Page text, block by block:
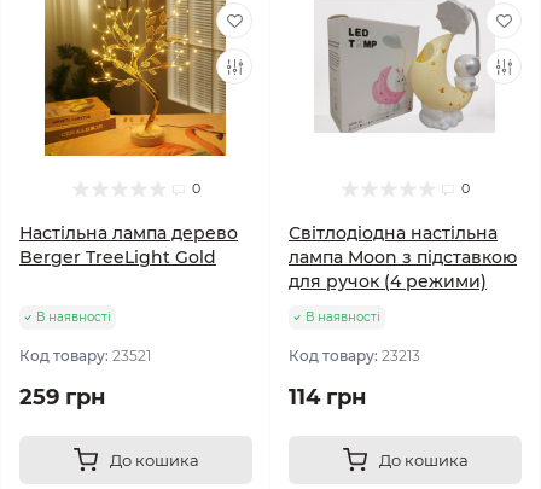
0
Настільна лампа дерево
Berger TreeLight Gold
В наявності
Код товару: 23521
259 грн
До кошика
0
Світлодіодна настільна
лампа Moon з підставкою
для ручок (4 режими)
В наявності
Код товару: 23213
114 грн
До кошика